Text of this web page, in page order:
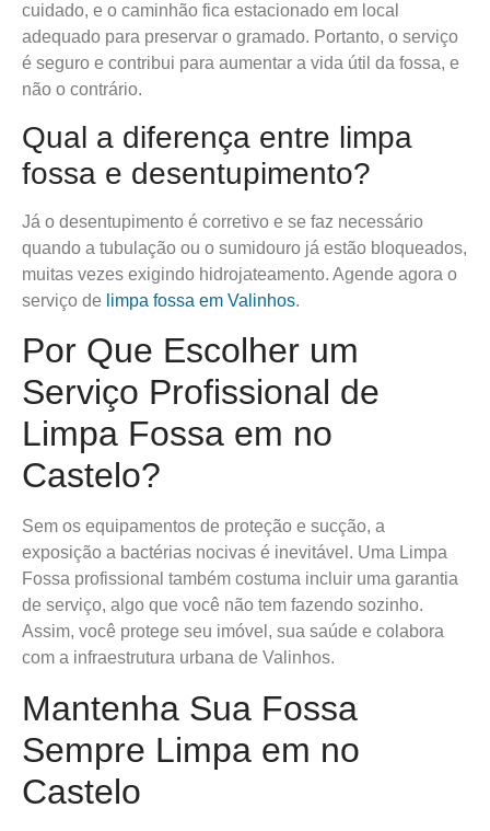
cuidado, e o caminhão fica estacionado em local
adequado para preservar o gramado. Portanto, o serviço
é seguro e contribui para aumentar a vida útil da fossa, e
não o contrário.
Qual a diferença entre limpa
fossa e desentupimento?
Já o desentupimento é corretivo e se faz necessário
quando a tubulação ou o sumidouro já estão bloqueados,
muitas vezes exigindo hidrojateamento. Agende agora o
serviço de limpa fossa em Valinhos.
Por Que Escolher um
Serviço Profissional de
Limpa Fossa em no
Castelo?
Sem os equipamentos de proteção e sucção, a
exposição a bactérias nocivas é inevitável. Uma Limpa
Fossa profissional também costuma incluir uma garantia
de serviço, algo que você não tem fazendo sozinho.
Assim, você protege seu imóvel, sua saúde e colabora
com a infraestrutura urbana de Valinhos.
Mantenha Sua Fossa
Sempre Limpa em no
Castelo